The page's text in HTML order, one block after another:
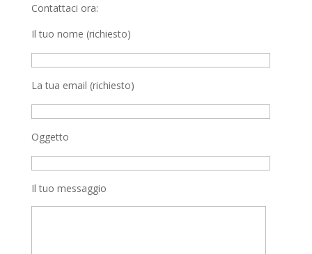
Contattaci ora:
Il tuo nome (richiesto)
La tua email (richiesto)
Oggetto
Il tuo messaggio